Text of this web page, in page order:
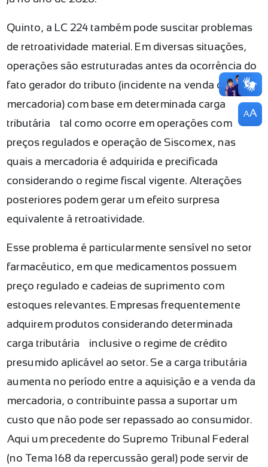
AA
Quinto, a LC 224 também pode suscitar problemas
de retroatividade material. Em diversas situações,
operações são estruturadas antes da ocorrência do
fato gerador do tributo (incidente na venda da
mercadoria) com base em determinada carga
tributária — tal como ocorre em operações com
preços regulados e operação de Siscomex, nas
quais a mercadoria é adquirida e precificada
considerando o regime fiscal vigente. Alterações
posteriores podem gerar um efeito surpresa
equivalente à retroatividade.
Esse problema é particularmente sensível no setor
farmacêutico, em que medicamentos possuem
preço regulado e cadeias de suprimento com
estoques relevantes. Empresas frequentemente
adquirem produtos considerando determinada
carga tributária — inclusive o regime de crédito
presumido aplicável ao setor. Se a carga tributária
aumenta no período entre a aquisição e a venda da
mercadoria, o contribuinte passa a suportar um
custo que não pode ser repassado ao consumidor.
Aqui um precedente do Supremo Tribunal Federal
(no Tema 168 da repercussão geral) pode servir de